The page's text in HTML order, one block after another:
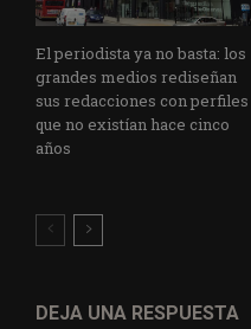
El periodista ya no basta: los
grandes medios rediseñan
sus redacciones con perfiles
que no existían hace cinco
años
DEJA UNA RESPUESTA